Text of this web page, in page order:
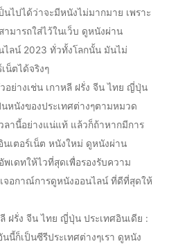
ไปได้ว่าจะมีหนังไม่มากมาย เพราะ
มารถใส่ไว้ในเว็บ ดูหนังผ่าน
ไลน์ 2023 ทั่วทั้งโลกนั้น มันไม่
น็ตได้จริงๆ
อย่างเช่น เกาหลี ฝรั่ง จีน ไทย ญี่ปุ่น
หนังของประเทศต่างๆตามหมวด
ลานี้อย่างแน่แท้ แล้วก็ถ้าหากมีการ
นเตอร์เน็ต หนังใหม่ ดูหนังผ่าน
พเดทให้ไวที่สุดเพื่อรองรับความ
จอกาณ์การดูหนังออนไลน์ ที่ดีที่สุดให้
ฝรั่ง จีน ไทย ญี่ปุ่น ประเทศอินเดีย :
นี้ก็เป็นซีรีประเทศต่างๆเรา ดูหนัง